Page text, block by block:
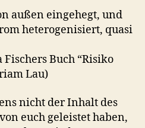
außen eingehegt, und
heterogenisiert, quasi
Fischers Buch “Risiko
Lau)
nicht der Inhalt des
euch geleistet haben,